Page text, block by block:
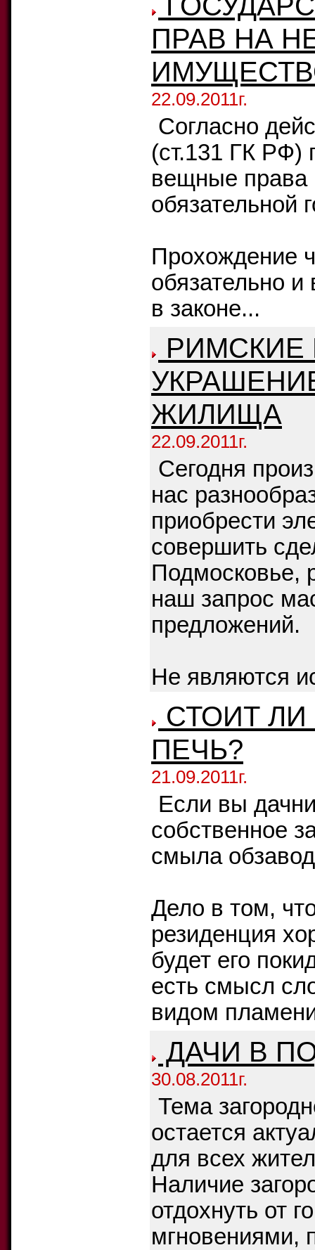
ПРАВ НА
22.09.2011г.
Согласно
(ст.131 ГК РФ)
вещные права
обязательной
Прохождение
обязательно и
в законе...
РИМСКИЕ
ЖИЛИЩА
22.09.2011г.
Сегодня
нас
приобрести
совершить
Подмосковье,
наш запрос
предложений.
Не являются
СТОИТ
ПЕЧЬ?
21.09.2011г.
Если вы
собственное
смыла
Дело в том,
резиденция
будет его
есть смысл
видом
ДАЧИ В
30.08.2011г.
Тема
остается
для всех
Наличие
отдохнуть от
мгновениями,